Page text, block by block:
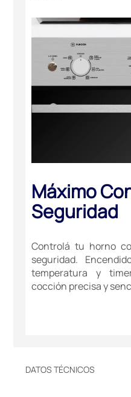
Máximo
Seguridad
Controlá tu horno
seguridad.
temperatura y
cocción precisa y
DATOS TÉCNICOS